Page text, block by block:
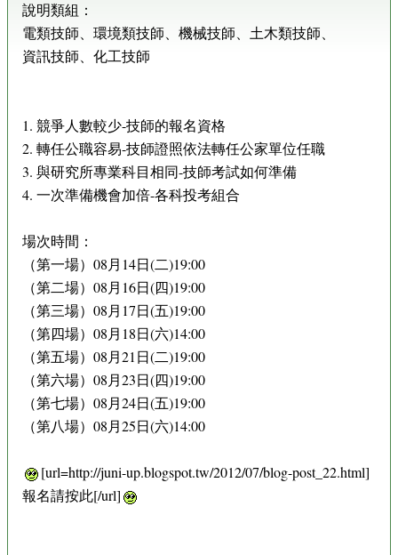
說明類組：
電類技師、環境類技師、機械技師、土木類技師、
資訊技師、化工技師
1. 競爭人數較少-技師的報名資格
2. 轉任公職容易-技師證照依法轉任公家單位任職
3. 與研究所專業科目相同-技師考試如何準備
4. 一次準備機會加倍-各科投考組合
場次時間：
（第一場）08月14日(二)19:00
（第二場）08月16日(四)19:00
（第三場）08月17日(五)19:00
（第四場）08月18日(六)14:00
（第五場）08月21日(二)19:00
（第六場）08月23日(四)19:00
（第七場）08月24日(五)19:00
（第八場）08月25日(六)14:00
[url=http://juni-up.blogspot.tw/2012/07/blog-post_22.html]
報名請按此[/url]